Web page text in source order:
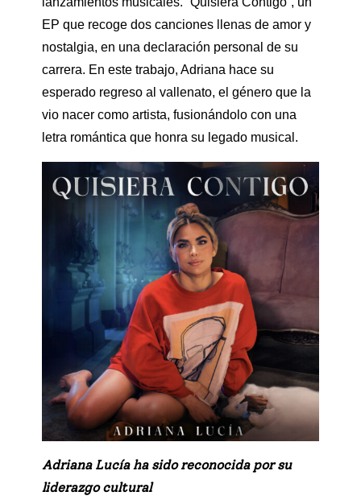
EP que recoge dos canciones llenas de amor y
nostalgia, en una declaración personal de su
carrera. En este trabajo, Adriana hace su
esperado regreso al vallenato, el género que la
vio nacer como artista, fusionándolo con una
letra romántica que honra su legado musical.
Adriana Lucía ha sido reconocida por su
liderazgo cultural